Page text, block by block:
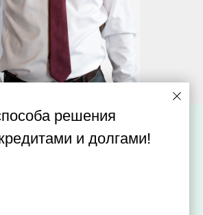
решения
и долгами!